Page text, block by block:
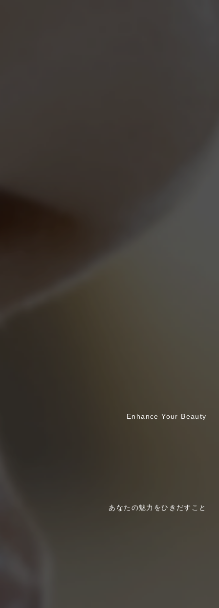
Enhance Your Beauty
あなたの魅力をひきだすこと